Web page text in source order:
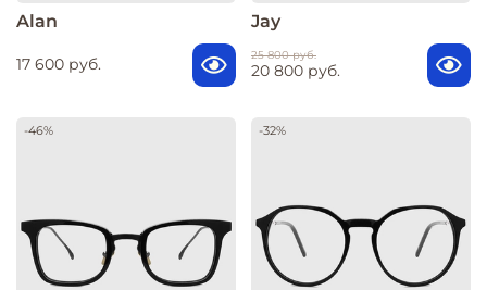
Alan
17 600 руб.
Jay
25 800 руб.
20 800 руб.
-46% -32%